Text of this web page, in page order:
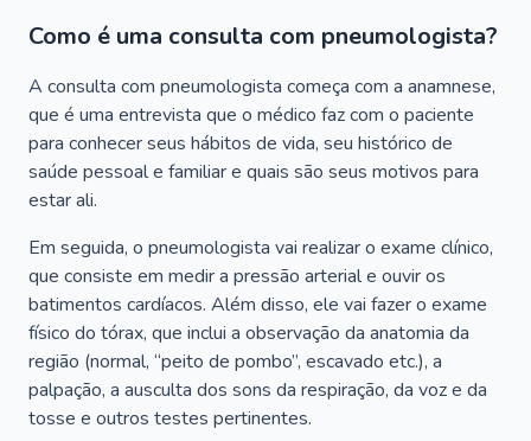
Como é uma consulta com pneumologista?
A consulta com pneumologista começa com a anamnese,
que é uma entrevista que o médico faz com o paciente
para conhecer seus hábitos de vida, seu histórico de
saúde pessoal e familiar e quais são seus motivos para
estar ali.
Em seguida, o pneumologista vai realizar o exame clínico,
que consiste em medir a pressão arterial e ouvir os
batimentos cardíacos. Além disso, ele vai fazer o exame
físico do tórax, que inclui a observação da anatomia da
região (normal, “peito de pombo”, escavado etc.), a
palpação, a ausculta dos sons da respiração, da voz e da
tosse e outros testes pertinentes.